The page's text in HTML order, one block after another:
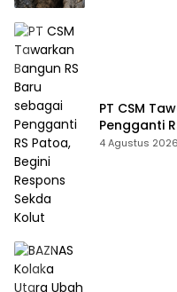
PT CSM
Pengganti
Kolut
4 Agustus 2026